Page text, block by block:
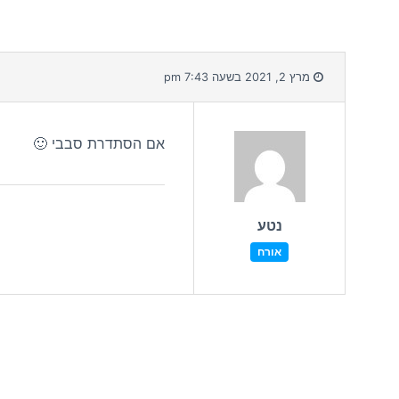
מרץ 2, 2021 בשעה 7:43 pm
נטע
אורח
אם הסתדרת סבבי 🙂